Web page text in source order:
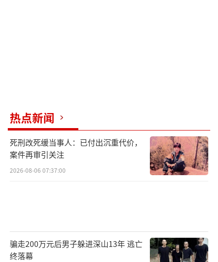
热点新闻
死刑改死缓当事人：已付出沉重代价，
案件再审引关注
2026-08-06 07:37:00
骗走200万元后男子躲进深山13年 逃亡
终落幕